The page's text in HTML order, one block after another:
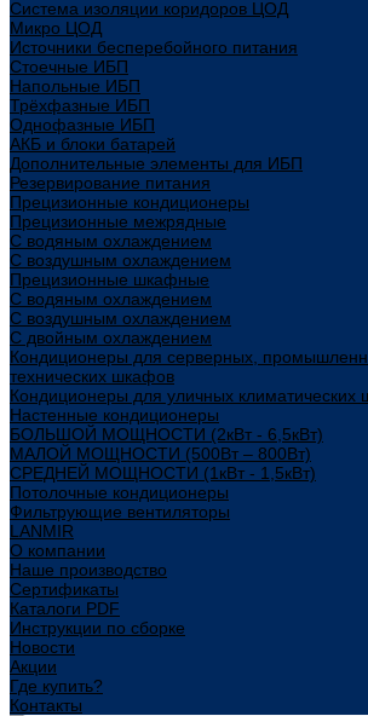
Система изоляции коридоров ЦОД
Микро ЦОД
Источники бесперебойного питания
Стоечные ИБП
Напольные ИБП
Трёхфазные ИБП
Однофазные ИБП
АКБ и блоки батарей
Дополнительные элементы для ИБП
Резервирование питания
Прецизионные кондиционеры
Прецизионные межрядные
С водяным охлаждением
С воздушным охлаждением
Прецизионные шкафные
С водяным охлаждением
С воздушным охлаждением
С двойным охлаждением
Кондиционеры для серверных,
технических шкафов
Кондиционеры для уличных климатических
Настенные кондиционеры
БОЛЬШОЙ МОЩНОСТИ (2кВт - 6,5кВт)
МАЛОЙ МОЩНОСТИ (500Вт – 800Вт)
СРЕДНЕЙ МОЩНОСТИ (1кВт - 1,5кВт)
Потолочные кондиционеры
Фильтрующие вентиляторы
LANMIR
О компании
Наше производство
Сертификаты
Каталоги PDF
Инструкции по сборке
Новости
Акции
Где купить?
Контакты